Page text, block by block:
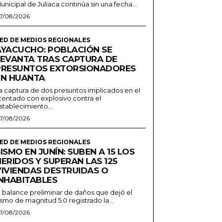
de Juliaca continúa sin una fecha...
08/2026
DE MEDIOS REGIONALES
POBLACIÓN SE
TRAS CAPTURA DE
EXTORSIONADORES
HUANTA
captura de dos presuntos implicados en el
con explosivo contra el
08/2026
DE MEDIOS REGIONALES
EN JUNÍN: SUBEN A 15 LOS
Y SUPERAN LAS 125
DESTRUIDAS O
balance preliminar de daños que dejó el
de magnitud 5.0 registrado la...
08/2026